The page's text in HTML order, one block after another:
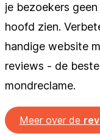
je bezoekers
hoofd zien.
handige website
reviews - de
mondreclame.
Meer over de